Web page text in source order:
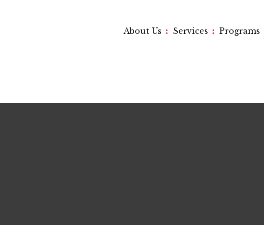
About Us : Services : Programs